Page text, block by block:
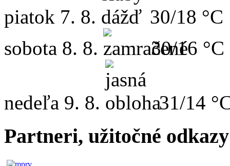
piatok 7. 8.
30/18 °C
sobota 8. 8. 30/16 °C
nedeľa 9. 8. 31/14
Partneri, užitočné odkazy